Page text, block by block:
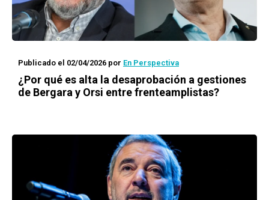
Publicado el 02/04/2026 por En Perspectiva
¿Por qué es alta la desaprobación a gestiones
de Bergara y Orsi entre frenteamplistas?